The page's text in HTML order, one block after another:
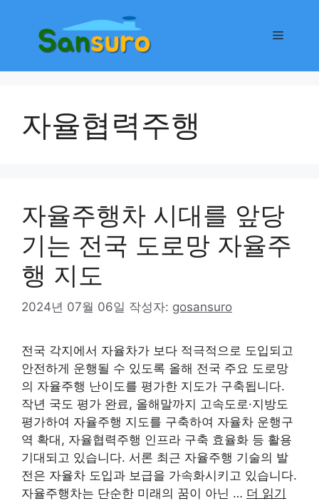
메
자율협력주행
자율주행차 시대를 앞당
기는 전국 도로망 자율주
행 지도
2024년 07월 06일 작성자: gosansuro
전국 각지에서 자율차가 보다 적극적으로 도입되고
안전하게 운행될 수 있도록 올해 전국 주요 도로망
의 자율주행 난이도를 평가한 지도가 구축됩니다.
작년 국도 평가 완료, 올해말까지 고속도로·지방도
평가하여 자율주행 지도를 구축하여 자율차 운행구
역 확대, 자율협력주행 인프라 구축 효율화 등 활용
기대되고 있습니다. 서론 최근 자율주행 기술의 발
전은 자율차 도입과 보급을 가속화시키고 있습니다.
자율주행차는 단순한 미래의 꿈이 아닌 … 더 읽기